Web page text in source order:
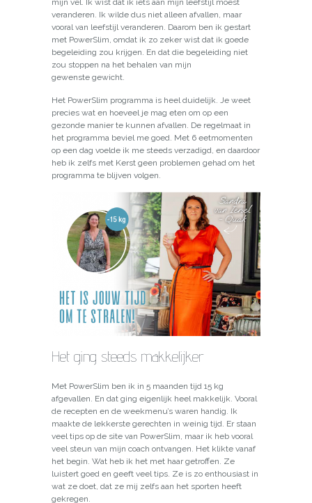
mijn vel. Ik wist dat ik iets aan mijn leefstijl moest
veranderen. Ik wilde dus niet alleen afvallen, maar
vooral van leefstijl veranderen. Daarom ben ik gestart
met PowerSlim, omdat ik zo zeker wist dat ik goede
begeleiding zou krijgen. En dat die begeleiding niet
zou stoppen na het behalen van mijn
gewenste gewicht.
Het PowerSlim programma is heel duidelijk. Je weet
precies wat en hoeveel je mag eten om op een
gezonde manier te kunnen afvallen. De regelmaat in
het programma beviel me goed. Met 6 eetmomenten
op een dag voelde ik me steeds verzadigd, en daardoor
heb ik zelfs met Kerst geen problemen gehad om het
programma te blijven volgen.
Het ging steeds makkelijker
Met PowerSlim ben ik in 5 maanden tijd 15 kg
afgevallen. En dat ging eigenlijk heel makkelijk. Vooral
de recepten en de weekmenu’s waren handig. Ik
maakte de lekkerste gerechten in weinig tijd. Er staan
veel tips op de site van PowerSlim, maar ik heb vooral
veel steun van mijn coach ontvangen. Het klikte vanaf
het begin. Wat heb ik het met haar getroffen. Ze
luistert goed en geeft veel tips. Ze is zo enthousiast in
wat ze doet, dat ze mij zelfs aan het sporten heeft
gekregen.